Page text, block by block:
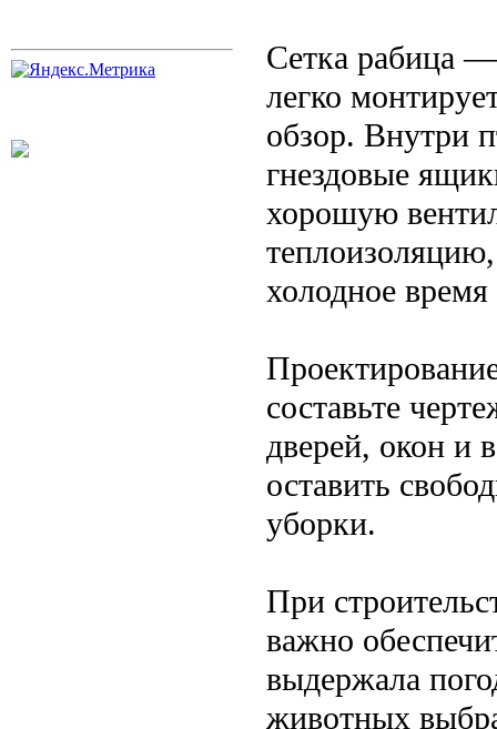
Сетка рабица
легко
обзор. Внутри
гнездовые
хорошую
теплоизоляцию,
холодное время
составьте
дверей, окон и
оставить
уборки.
При
важно
выдержала
животных